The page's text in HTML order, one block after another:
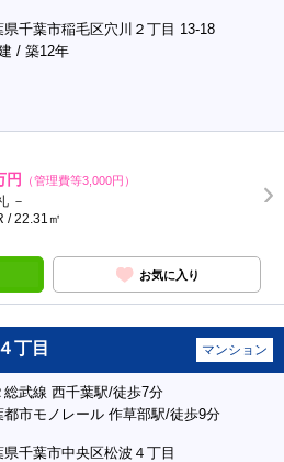
県千葉市稲毛区穴川２丁目 13-18
/ 築12年
円 （管理費等3,000円）
－
/ 22.31㎡
お気に入り
丁目 マンション
総武線 西千葉駅/徒歩7分
都市モノレール 作草部駅/徒歩9分
県千葉市中央区松波４丁目